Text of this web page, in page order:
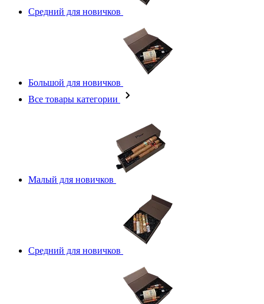
Средний для новичков
Большой для новичков
Все товары категории
Малый для новичков
Средний для новичков